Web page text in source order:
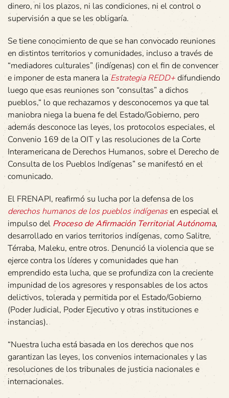
dinero, ni los plazos, ni las condiciones, ni el control o
supervisión a que se les obligaría.
Se tiene conocimiento de que se han convocado reuniones
en distintos territorios y comunidades, incluso a través de
“mediadores culturales” (indígenas) con el fin de convencer
e imponer de esta manera laEstrategia REDD+difundiendo
luego que esas reuniones son “consultas” a dichos
pueblos,“ lo que rechazamos y desconocemos ya que tal
maniobra niega la buena fe del Estado/Gobierno, pero
además desconoce las leyes, los protocolos especiales, el
Convenio 169 de la OIT y las resoluciones de la Corte
Interamericana de Derechos Humanos, sobre el Derecho de
Consulta de los Pueblos Indígenas” se manifestó en el
comunicado.
El FRENAPI, reafirmó su lucha por la defensa de los
derechos humanos de los pueblos indígenasen especial el
impulso del Proceso de Afirmación Territorial Autónoma,
desarrollado en varios territorios indígenas, como Salitre,
Térraba, Maleku, entre otros. Denunció la violencia que se
ejerce contra los líderes y comunidades que han
emprendido esta lucha, que se profundiza con la creciente
impunidad de los agresores y responsables de los actos
delictivos, tolerada y permitida por el Estado/Gobierno
(Poder Judicial, Poder Ejecutivo y otras instituciones e
instancias).
“Nuestra lucha está basada en los derechos que nos
garantizan las leyes, los convenios internacionales y las
resoluciones de los tribunales de justicia nacionales e
internacionales.